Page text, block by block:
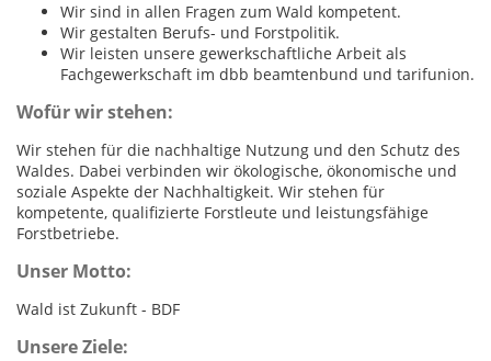
Wir sind in allen Fragen zum Wald kompetent.
Wir gestalten Berufs- und Forstpolitik.
Wir leisten unsere gewerkschaftliche Arbeit als
Fachgewerkschaft im dbb beamtenbund und tarifunion.
Wofür wir stehen:
Wir stehen für die nachhaltige Nutzung und den Schutz des
Waldes. Dabei verbinden wir ökologische, ökonomische und
soziale Aspekte der Nachhaltigkeit. Wir stehen für
kompetente, qualifizierte Forstleute und leistungsfähige
Forstbetriebe.
Unser Motto:
Wald ist Zukunft - BDF
Unsere Ziele: